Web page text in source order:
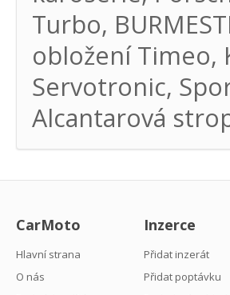
Turbo,
obložení Timeo,
Servotronic,
Alcantarová
CarMoto
Hlavní strana
O nás
Inzerce
Přidat inzerát
Přidat poptávku